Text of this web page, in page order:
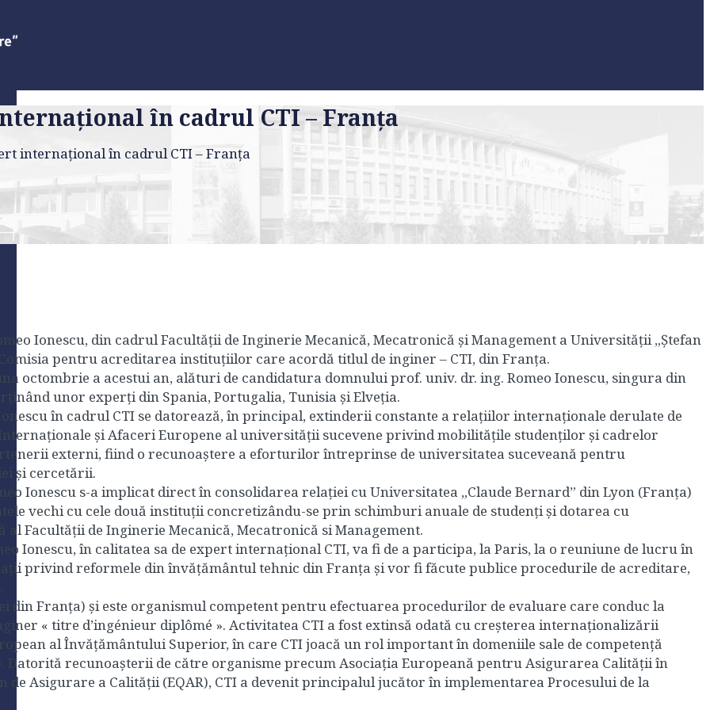
în cadrul CTI – Franța
internațional în cadrul CTI – Franța
Ionescu, din cadrul Facultății de Inginerie Mecanică, Mecatronică și Management a Universității „Ștefan
pentru acreditarea instituțiilor care acordă titlul de inginer – CTI, din Franța.
octombrie a acestui an, alături de candidatura domnului prof. univ. dr. ing. Romeo Ionescu, singura din
unor experți din Spania, Portugalia, Tunisia și Elveția.
în cadrul CTI se datorează, în principal, extinderii constante a relațiilor internaționale derulate de
și Afaceri Europene aluniversității sucevene privind mobilitățile studenților și cadrelor
externi, fiind o recunoaștere a eforturilor întreprinse de universitatea suceveană pentru
și cercetării.
Ionescu s-a implicat direct în consolidarea relației cu Universitatea „Claude Bernard” din Lyon (Franța)
vechi cu cele două instituții concretizându-se prin schimburi anuale de studenți și dotarea cu
Facultății de Inginerie Mecanică, Mecatronică si Management.
Ionescu, în calitatea sa de expert internațional CTI, va fi de a participa, la Paris, la o reuniune de lucru în
privind reformele din învățământul tehnic din Franța și vor fi făcute publice procedurile de acreditare,
din Franța) și este organismul competent pentru efectuarea procedurilor de evaluare care conduc la
« titre d’ingénieur diplômé ». Activitatea CTI a fost extinsă odată cu creșterea internaționalizării
al Învățământului Superior, în care CTI joacă un rol important în domeniile sale de competență
recunoașterii de către organisme precum Asociația Europeană pentru Asigurarea Calității în
Asigurare a Calității (EQAR), CTI a devenit principalul jucător în implementarea Procesului de la